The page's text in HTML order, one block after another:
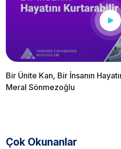
Bir Ünite Kan, Bir İnsanın
Meral Sönmezoğlu
Çok Okunanlar